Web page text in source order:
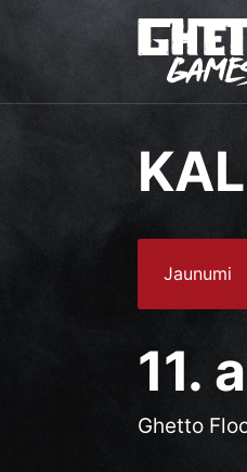
Jaunumi
11.
Ghetto